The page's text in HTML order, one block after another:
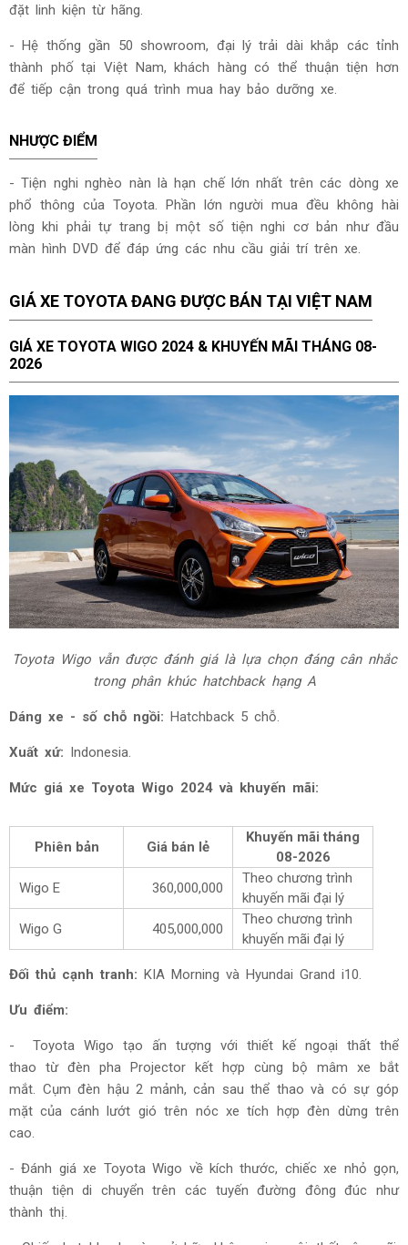
đặt linh kiện từ hãng.
- Hệ thống gần 50 showroom, đại lý trải dài khắp các tỉnh
thành phố tại Việt Nam, khách hàng có thể thuận tiện hơn
để tiếp cận trong quá trình mua hay bảo dưỡng xe.
NHƯỢC ĐIỂM
- Tiện nghi nghèo nàn là hạn chế lớn nhất trên các dòng xe
phổ thông của Toyota. Phần lớn người mua đều không hài
lòng khi phải tự trang bị một số tiện nghi cơ bản như đầu
màn hình DVD để đáp ứng các nhu cầu giải trí trên xe.
GIÁ XE TOYOTA ĐANG ĐƯỢC BÁN TẠI VIỆT NAM
GIÁ XE TOYOTA WIGO 2024 & KHUYẾN MÃI THÁNG 08-
2026
Toyota Wigo vẫn được đánh giá là lựa chọn đáng cân nhắc
trong phân khúc hatchback hạng A
Dáng xe - số chỗ ngồi: Hatchback 5 chỗ.
Xuất xứ: Indonesia.
Mức giá xe Toyota Wigo 2024 và khuyến mãi:
Phiên bản Giá bán lẻ
Khuyến mãi tháng
08-2026
Wigo E
360,000,000
Theo chương trình
khuyến mãi đại lý
Wigo G
405,000,000
Theo chương trình
khuyến mãi đại lý
Đối thủ cạnh tranh: KIA Morning và Hyundai Grand i10.
Ưu điểm:
- Toyota Wigo tạo ấn tượng với thiết kế ngoại thất thể
thao từ đèn pha Projector kết hợp cùng bộ mâm xe bắt
mắt. Cụm đèn hậu 2 mảnh, cản sau thể thao và có sự góp
mặt của cánh lướt gió trên nóc xe tích hợp đèn dừng trên
cao.
- Đánh giá xe Toyota Wigo về kích thước, chiếc xe nhỏ gọn,
thuận tiện di chuyển trên các tuyến đường đông đúc như
thành thị.